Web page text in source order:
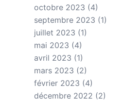
octobre 2023 (4)
septembre 2023 (1)
juillet 2023 (1)
mai 2023 (4)
avril 2023 (1)
mars 2023 (2)
février 2023 (4)
décembre 2022 (2)